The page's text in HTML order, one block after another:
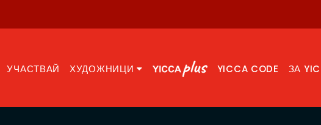
УЧАСТВАЙ ХУДОЖНИЦИ YICCA CODE ЗА